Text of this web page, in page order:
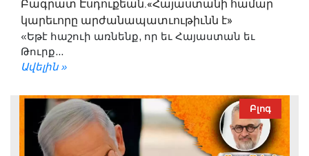
Բագրատ Էսդուքեան.«Հայաստանի համար
կարեւորը արժանապատւութիւնն է»
«Եթէ հաշուի առնենք, որ եւ Հայաստան եւ
Թուրք...
Ավելին »
Բլոգ